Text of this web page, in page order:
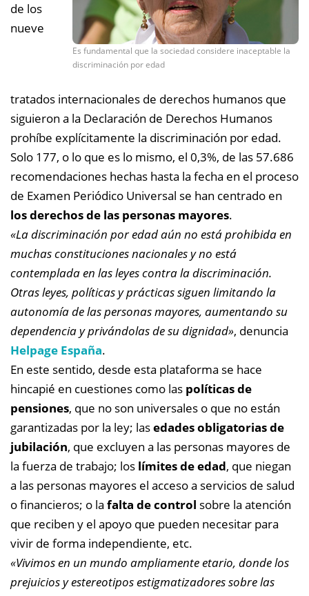
Es fundamental que la sociedad considere inaceptable la
discriminación por edad
de los
nueve
tratados internacionales de derechos humanos que
siguieron a la Declaración de Derechos Humanos
prohíbe explícitamente la discriminación por edad.
Solo 177, o lo que es lo mismo, el 0,3%, de las 57.686
recomendaciones hechas hasta la fecha en el proceso
de Examen Periódico Universal se han centrado en
los derechos de las personas mayores.
«La discriminación por edad aún no está prohibida en
muchas constituciones nacionales y no está
contemplada en las leyes contra la discriminación.
Otras leyes, políticas y prácticas siguen limitando la
autonomía de las personas mayores, aumentando su
dependencia y privándolas de su dignidad», denuncia
Helpage España.
En este sentido, desde esta plataforma se hace
hincapié en cuestiones como las políticas de
pensiones, que no son universales o que no están
garantizadas por la ley; lasedades obligatorias de
jubilación, que excluyen a las personas mayores de
la fuerza de trabajo; los límites de edad, que niegan
a las personas mayores el acceso a servicios de salud
o financieros; o la falta de control sobre la atención
que reciben y el apoyo que pueden necesitar para
vivir de forma independiente, etc.
«Vivimos en un mundo ampliamente etario, donde los
prejuicios y estereotipos estigmatizadores sobre las